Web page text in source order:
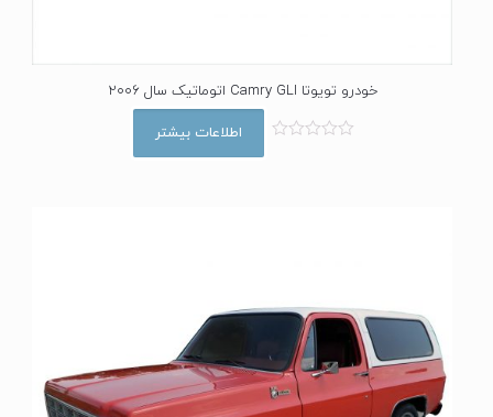
خودرو تویوتا Camry GLI اتوماتیک سال 2006
اطلاعات بیشتر